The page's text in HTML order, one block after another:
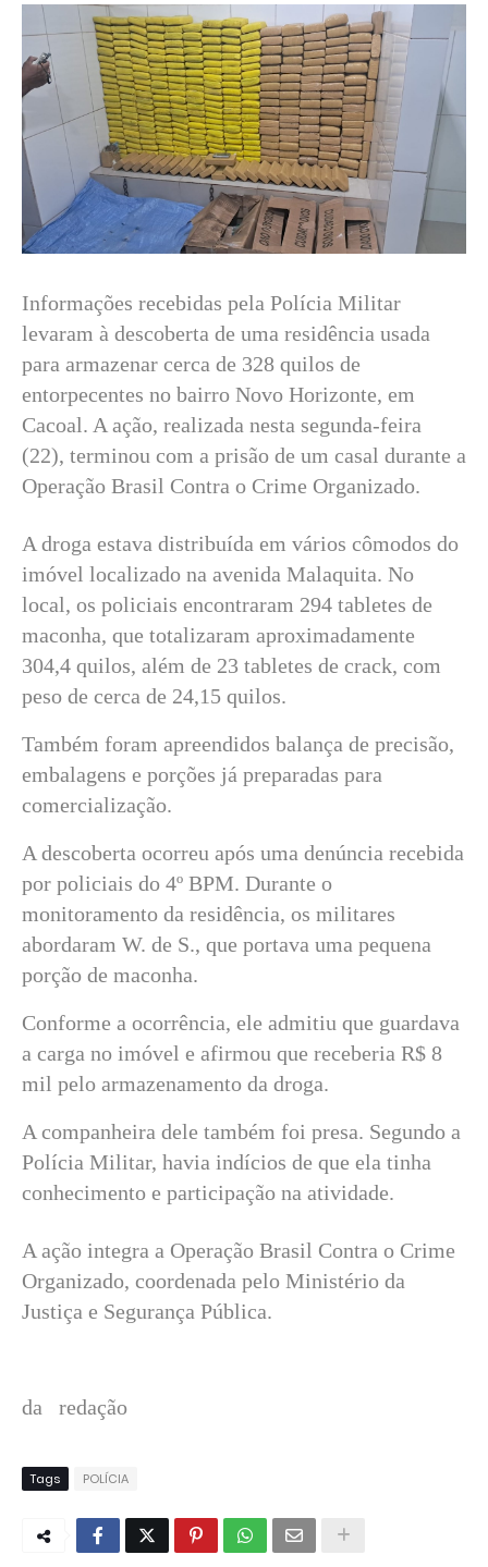
Informações recebidas pela Polícia Militar
levaram à descoberta de uma residência usada
para armazenar cerca de 328 quilos de
entorpecentes no bairro Novo Horizonte, em
Cacoal. A ação, realizada nesta segunda-feira
(22), terminou com a prisão de um casal durante a
Operação Brasil Contra o Crime Organizado.
A droga estava distribuída em vários cômodos do
imóvel localizado na avenida Malaquita. No
local, os policiais encontraram 294 tabletes de
maconha, que totalizaram aproximadamente
304,4 quilos, além de 23 tabletes de crack, com
peso de cerca de 24,15 quilos.
Também foram apreendidos balança de precisão,
embalagens e porções já preparadas para
comercialização.
A descoberta ocorreu após uma denúncia recebida
por policiais do 4º BPM. Durante o
monitoramento da residência, os militares
abordaram W. de S., que portava uma pequena
porção de maconha.
Conforme a ocorrência, ele admitiu que guardava
a carga no imóvel e afirmou que receberia R$ 8
mil pelo armazenamento da droga.
A companheira dele também foi presa. Segundo a
Polícia Militar, havia indícios de que ela tinha
conhecimento e participação na atividade.
A ação integra a Operação Brasil Contra o Crime
Organizado, coordenada pelo Ministério da
Justiça e Segurança Pública.
da redação
Tags POLÍCIA